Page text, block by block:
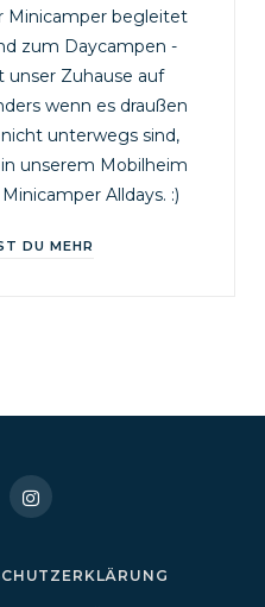
Minicamper begleitet
zum Daycampen -
unser Zuhause auf
wenn es draußen
unterwegs sind,
unserem Mobilheim
Alldays. :)
DU MEHR